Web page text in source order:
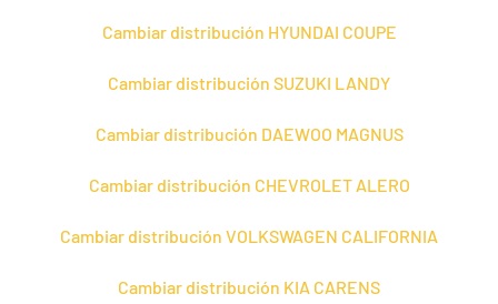
Cambiar distribución HYUNDAI COUPE
Cambiar distribución SUZUKI LANDY
Cambiar distribución DAEWOO MAGNUS
Cambiar distribución CHEVROLET ALERO
Cambiar distribución VOLKSWAGEN CALIFORNIA
Cambiar distribución KIA CARENS